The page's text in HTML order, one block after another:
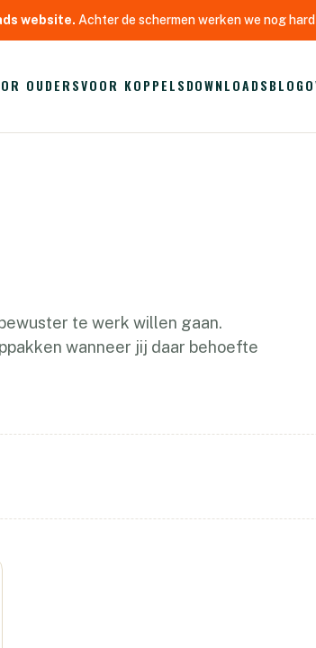
website. Achter de schermen werken we nog
OUDERSVOOR KOPPELSDOWNLOADSBLOG
te werk willen gaan.
wanneer jij daar behoefte